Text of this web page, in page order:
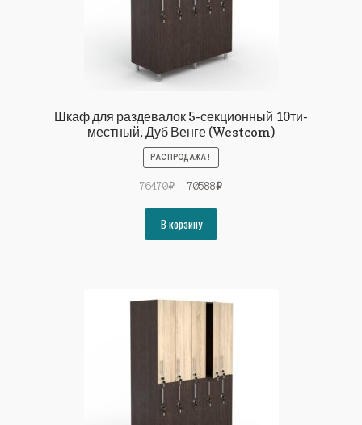
Шкаф для раздевалок 5-секционный 10ти-
местный, Дуб Венге (Westcom)
РАСПРОДАЖА!
76470₽
Первоначальная
составляла
76470₽.
70588₽Текущая
В корзину